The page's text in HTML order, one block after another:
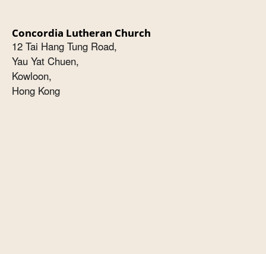
Concordia Lutheran Church
12 Tai Hang Tung Road,
Yau Yat Chuen,
Kowloon,
Hong Kong